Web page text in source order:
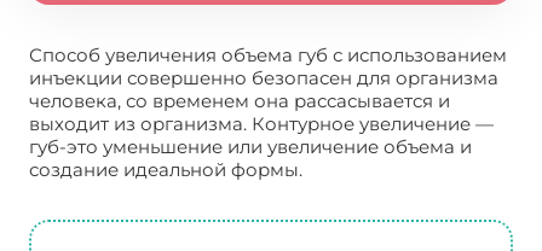
Способ увеличения объема губ с использованием
инъекции совершенно безопасен для организма
человека, со временем она рассасывается и
выходит из организма. Контурное увеличение —
губ-это уменьшение или увеличение объема и
создание идеальной формы.